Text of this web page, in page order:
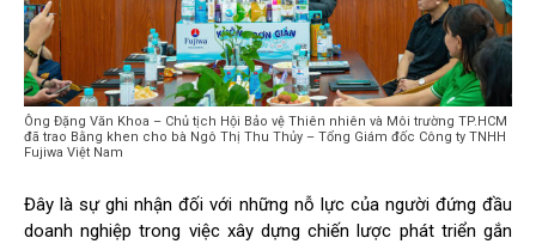
Ông Đặng Văn Khoa – Chủ tịch Hội Bảo vệ Thiên nhiên và Môi trường TP.HCM
đã trao Bằng khen cho bà Ngô Thị Thu Thủy – Tổng Giám đốc Công ty TNHH
Fujiwa Việt Nam
Đây là sự ghi nhận đối với những nỗ lực của người đứng đầu
doanh nghiệp trong việc xây dựng chiến lược phát triển gắn